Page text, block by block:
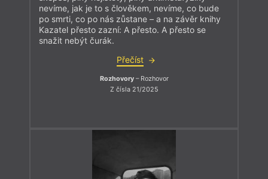
nevíme, jak je to s člověkem, nevíme, co bude
po smrti, co po nás zůstane – a na závěr knihy
Kazatel přesto zazní: A přesto. A přesto se
snažit nebýt čurák.
Přečíst
Rozhovory– Rozhovor
Z čísla 21/2025